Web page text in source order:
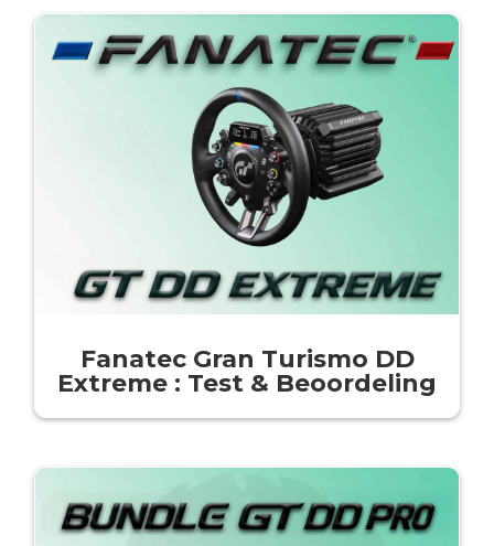
Fanatec Gran Turismo DD
Extreme : Test & Beoordeling